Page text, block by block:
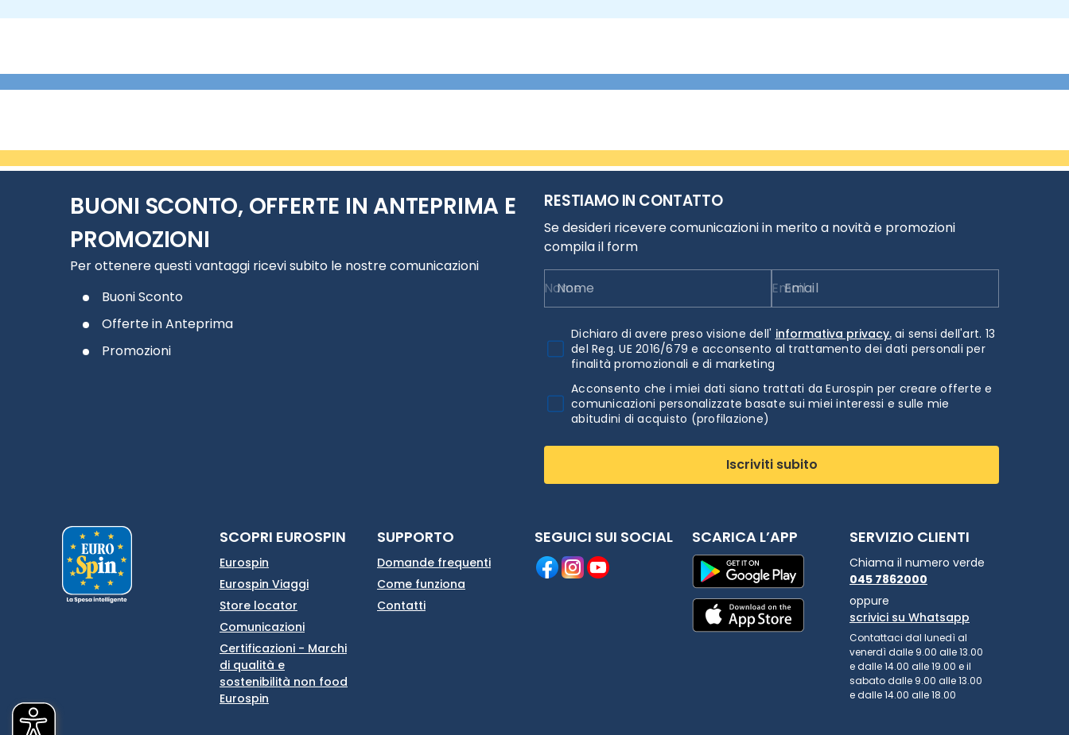
BUONI SCONTO, OFFERTE IN ANTEPRIMA E
PROMOZIONI
Per ottenere questi vantaggi ricevi subito le nostre comunicazioni
Buoni Sconto
Offerte in Anteprima
Promozioni
RESTIAMO IN CONTATTO
Se desideri ricevere comunicazioni in merito a novità e promozioni
compila il form
Nome Email
Dichiaro di avere preso visione dell' informativa privacy.ai sensi dell'art. 13
del Reg. UE 2016/679 e acconsento al trattamento dei dati personali per
finalità promozionali e di marketing
Acconsento che i miei dati siano trattati da Eurospin per creare offerte e
comunicazioni personalizzate basate sui miei interessi e sulle mie
abitudini di acquisto (profilazione)
Iscriviti subito
SCOPRI EUROSPIN
Eurospin
Eurospin Viaggi
Store locator
Comunicazioni
Certificazioni - Marchi
di qualità e
sostenibilità non food
Eurospin
SUPPORTO
Domande frequenti
Come funziona
Contatti
SEGUICI SUI SOCIAL SCARICA L’APP SERVIZIO CLIENTI
Chiama il numero verde
045 7862000
oppure
scrivici su Whatsapp
Contattaci dal lunedì al
venerdì dalle 9.00 alle 13.00
e dalle 14.00 alle 19.00 e il
sabato dalle 9.00 alle 13.00
e dalle 14.00 alle 18.00